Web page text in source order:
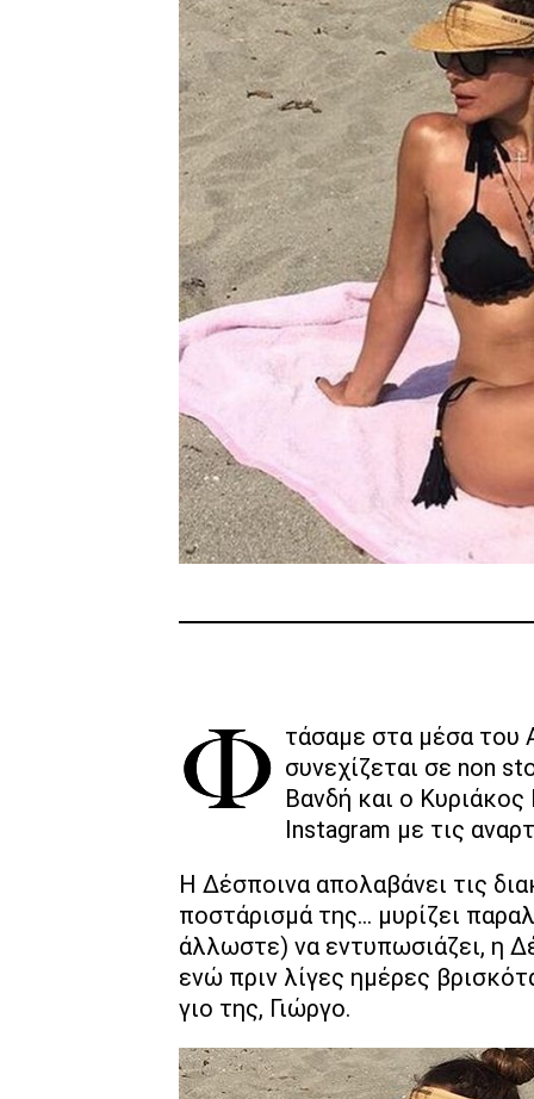
Φτάσαμε στα μέσα του Αυγούστου αλλά το καλοκαίρι συνεχίζεται σε non
Βανδή και ο
Instagram με τις
Η Δέσποινα απολαβάνει τις
ποστάρισμά της... μυρίζει
άλλωστε) να εντυπωσιάζει, η
ενώ πριν λίγες ημέρες
γιο της, Γιώργο.